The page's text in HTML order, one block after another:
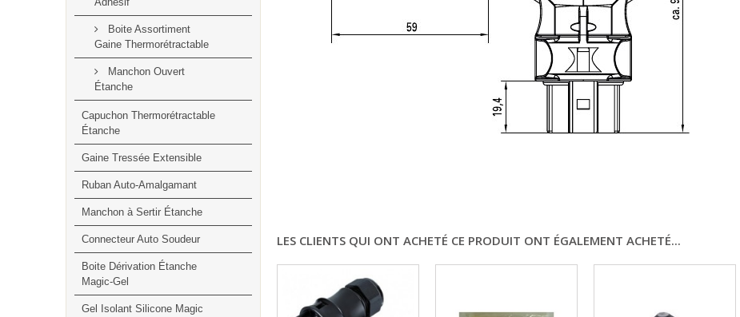
Boite Assortiment
Gaine Thermorétractable
Manchon Ouvert
Étanche
Capuchon Thermorétractable
Étanche
Gaine Tressée Extensible
Ruban Auto-Amalgamant
Manchon à Sertir Étanche
Connecteur Auto Soudeur
Boite Dérivation Étanche
Magic-Gel
Gel Isolant Silicone Magic
LES CLIENTS QUI ONT ACHETÉ CE PRODUIT ONT ÉGALEMENT ACHETÉ...